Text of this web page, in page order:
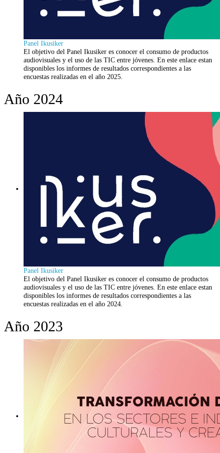
Panel Ikusiker
El objetivo del Panel Ikusiker es conocer el consumo de productos
audiovisuales y el uso de las TIC entre jóvenes. En este enlace estan
disponibles los informes de resultados correspondientes a las
encuestas realizadas en el año 2025.
Año 2024
Panel Ikusiker
El objetivo del Panel Ikusiker es conocer el consumo de productos
audiovisuales y el uso de las TIC entre jóvenes. En este enlace estan
disponibles los informes de resultados correspondientes a las
encuestas realizadas en el año 2024.
Año 2023